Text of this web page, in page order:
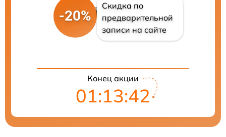
-20%
Скидка по
предварительной
записи на сайте
Конец акции
01:13:41